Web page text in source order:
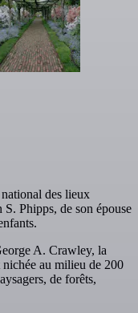
des lieux
Phipps, de son épouse
A. Crawley, la
au milieu de 200
de forêts,